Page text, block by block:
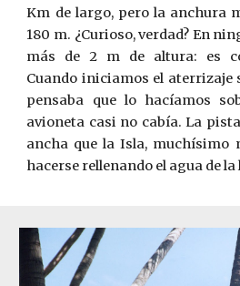
Km de largo, pero la anchura
180 m. ¿Curioso, verdad? En
más de 2 m de altura: es
Cuando iniciamos el aterrizaje
pensaba que lo hacíamos
avioneta casi no cabía. La
ancha que la Isla, muchísimo
hacerse rellenando el agua de